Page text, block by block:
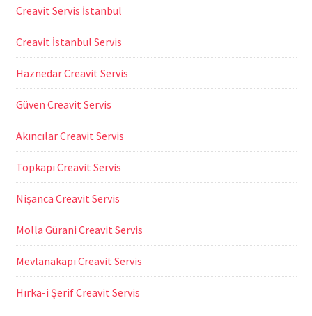
Creavit Servis İstanbul
Creavit İstanbul Servis
Haznedar Creavit Servis
Güven Creavit Servis
Akıncılar Creavit Servis
Topkapı Creavit Servis
Nişanca Creavit Servis
Molla Gürani Creavit Servis
Mevlanakapı Creavit Servis
Hırka-i Şerif Creavit Servis